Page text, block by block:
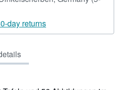
day returns